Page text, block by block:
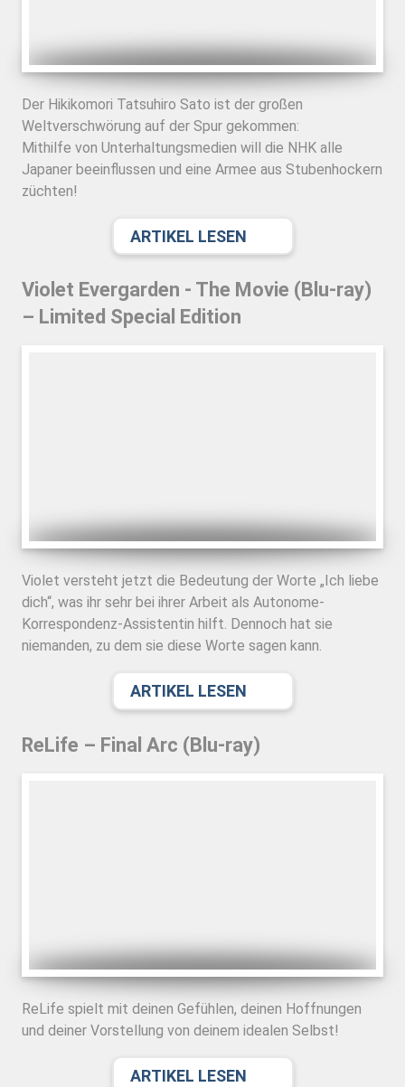
Der Hikikomori Tatsuhiro Sato ist der großen
Weltverschwörung auf der Spur gekommen:
Mithilfe von Unterhaltungsmedien will die NHK alle
Japaner beeinflussen und eine Armee aus Stubenhockern
züchten!
ARTIKEL LESEN
Violet Evergarden - The Movie (Blu-ray)
– Limited Special Edition
Violet versteht jetzt die Bedeutung der Worte „Ich liebe
dich“, was ihr sehr bei ihrer Arbeit als Autonome-
Korrespondenz-Assistentin hilft. Dennoch hat sie
niemanden, zu dem sie diese Worte sagen kann.
ARTIKEL LESEN
ReLife – Final Arc (Blu-ray)
ReLife spielt mit deinen Gefühlen, deinen Hoffnungen
und deiner Vorstellung von deinem idealen Selbst!
ARTIKEL LESEN